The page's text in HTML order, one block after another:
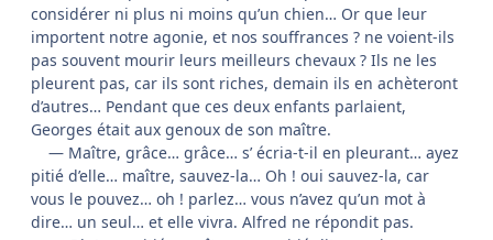
considérer ni plus ni moins qu’un chien… Or que leur
importent notre agonie, et nos souffrances ? ne voient-ils
pas souvent mourir leurs meilleurs chevaux ? Ils ne les
pleurent pas, car ils sont riches, demain ils en achèteront
d’autres… Pendant que ces deux enfants parlaient,
Georges était aux genoux de son maître.
— Maître, grâce… grâce… s’ écria-t-il en pleurant… ayez
pitié d’elle… maître, sauvez-la… Oh ! oui sauvez-la, car
vous le pouvez… oh ! parlez… vous n’avez qu’un mot à
dire… un seul… et elle vivra. Alfred ne répondit pas.